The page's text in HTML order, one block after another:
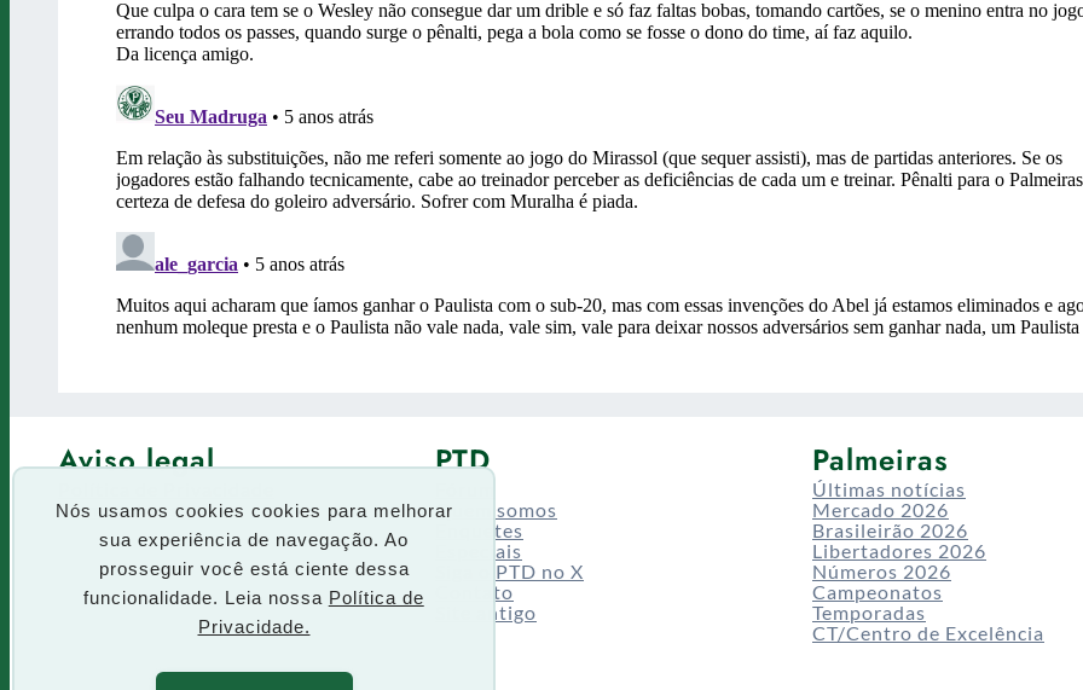
Nós usamos cookies cookies para melhorar
sua experiência de navegação. Ao
prosseguir você está ciente dessa
funcionalidade. Leia nossa Política de
Privacidade.
Aviso legal
Termos de uso
PTD
Quem somos
Enquetes
Especiais
Siga o PTD no X
Contato
Site antigo
Palmeiras
Últimas notícias
Mercado 2026
Brasileirão 2026
Libertadores 2026
Números 2026
Campeonatos
Temporadas
CT/Centro de Excelência